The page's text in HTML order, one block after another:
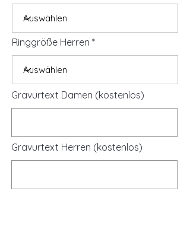
Ringgröße Herren
Gravurtext Damen (kostenlos)
Gravurtext Herren (kostenlos)